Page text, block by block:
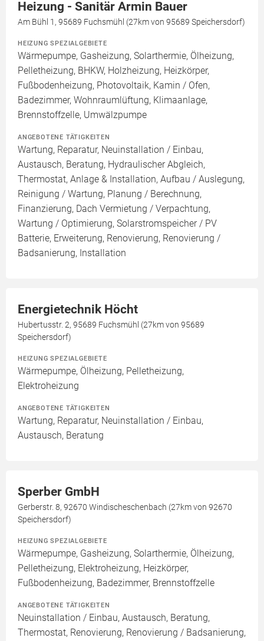
Heizung - Sanitär Armin Bauer
Am Bühl 1, 95689 Fuchsmühl (27km von 95689 Speichersdorf)
HEIZUNG SPEZIALGEBIETE
Wärmepumpe, Gasheizung, Solarthermie, Ölheizung,
Pelletheizung, BHKW, Holzheizung, Heizkörper,
Fußbodenheizung, Photovoltaik, Kamin / Ofen,
Badezimmer, Wohnraumlüftung, Klimaanlage,
Brennstoffzelle, Umwälzpumpe
ANGEBOTENE TÄTIGKEITEN
Wartung, Reparatur, Neuinstallation / Einbau,
Austausch, Beratung, Hydraulischer Abgleich,
Thermostat, Anlage & Installation, Aufbau / Auslegung,
Reinigung / Wartung, Planung / Berechnung,
Finanzierung, Dach Vermietung / Verpachtung,
Wartung / Optimierung, Solarstromspeicher / PV
Batterie, Erweiterung, Renovierung, Renovierung /
Badsanierung, Installation
Energietechnik Höcht
Hubertusstr. 2, 95689 Fuchsmühl (27km von 95689
Speichersdorf)
HEIZUNG SPEZIALGEBIETE
Wärmepumpe, Ölheizung, Pelletheizung,
Elektroheizung
ANGEBOTENE TÄTIGKEITEN
Wartung, Reparatur, Neuinstallation / Einbau,
Austausch, Beratung
Sperber GmbH
Gerberstr. 8, 92670 Windischeschenbach (27km von 92670
Speichersdorf)
HEIZUNG SPEZIALGEBIETE
Wärmepumpe, Gasheizung, Solarthermie, Ölheizung,
Pelletheizung, Elektroheizung, Heizkörper,
Fußbodenheizung, Badezimmer, Brennstoffzelle
ANGEBOTENE TÄTIGKEITEN
Neuinstallation / Einbau, Austausch, Beratung,
Thermostat, Renovierung, Renovierung / Badsanierung,